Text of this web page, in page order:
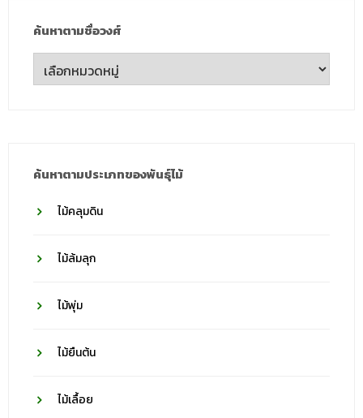
ค้นหาตามชื่อวงศ์
ค้นหา
ตาม
ค้นหาตามประเภทของพันธุ์ไม้
ไม้คลุมดิน
ไม้ล้มลุก
ไม้พุ่ม
ไม้ยืนต้น
ไม้เลื้อย